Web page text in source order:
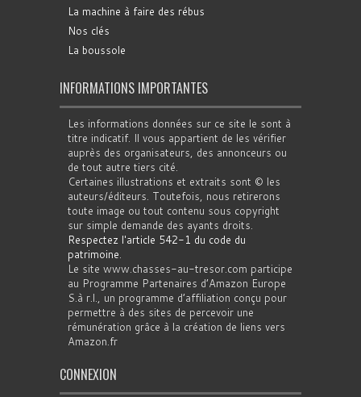
La machine à faire des rébus
Nos clés
La boussole
INFORMATIONS IMPORTANTES
Les informations données sur ce site le sont à
titre indicatif. Il vous appartient de les vérifier
auprès des organisateurs, des annonceurs ou
de tout autre tiers cité.
Certaines illustrations et extraits sont © les
auteurs/éditeurs. Toutefois, nous retirerons
toute image ou tout contenu sous copyright
sur simple demande des ayants droits.
Respectez l'article 542-1 du code du
patrimoine.
Le site www.chasses-au-tresor.com participe
au Programme Partenaires d’Amazon Europe
S.à r.l., un programme d’affiliation conçu pour
permettre à des sites de percevoir une
rémunération grâce à la création de liens vers
Amazon.fr
CONNEXION